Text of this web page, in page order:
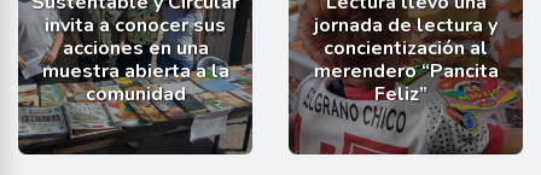
invita a conocer sus
acciones en una
muestra abierta a la
comunidad
jornada de lectura y
concientización al
merendero “Pancita
Feliz”